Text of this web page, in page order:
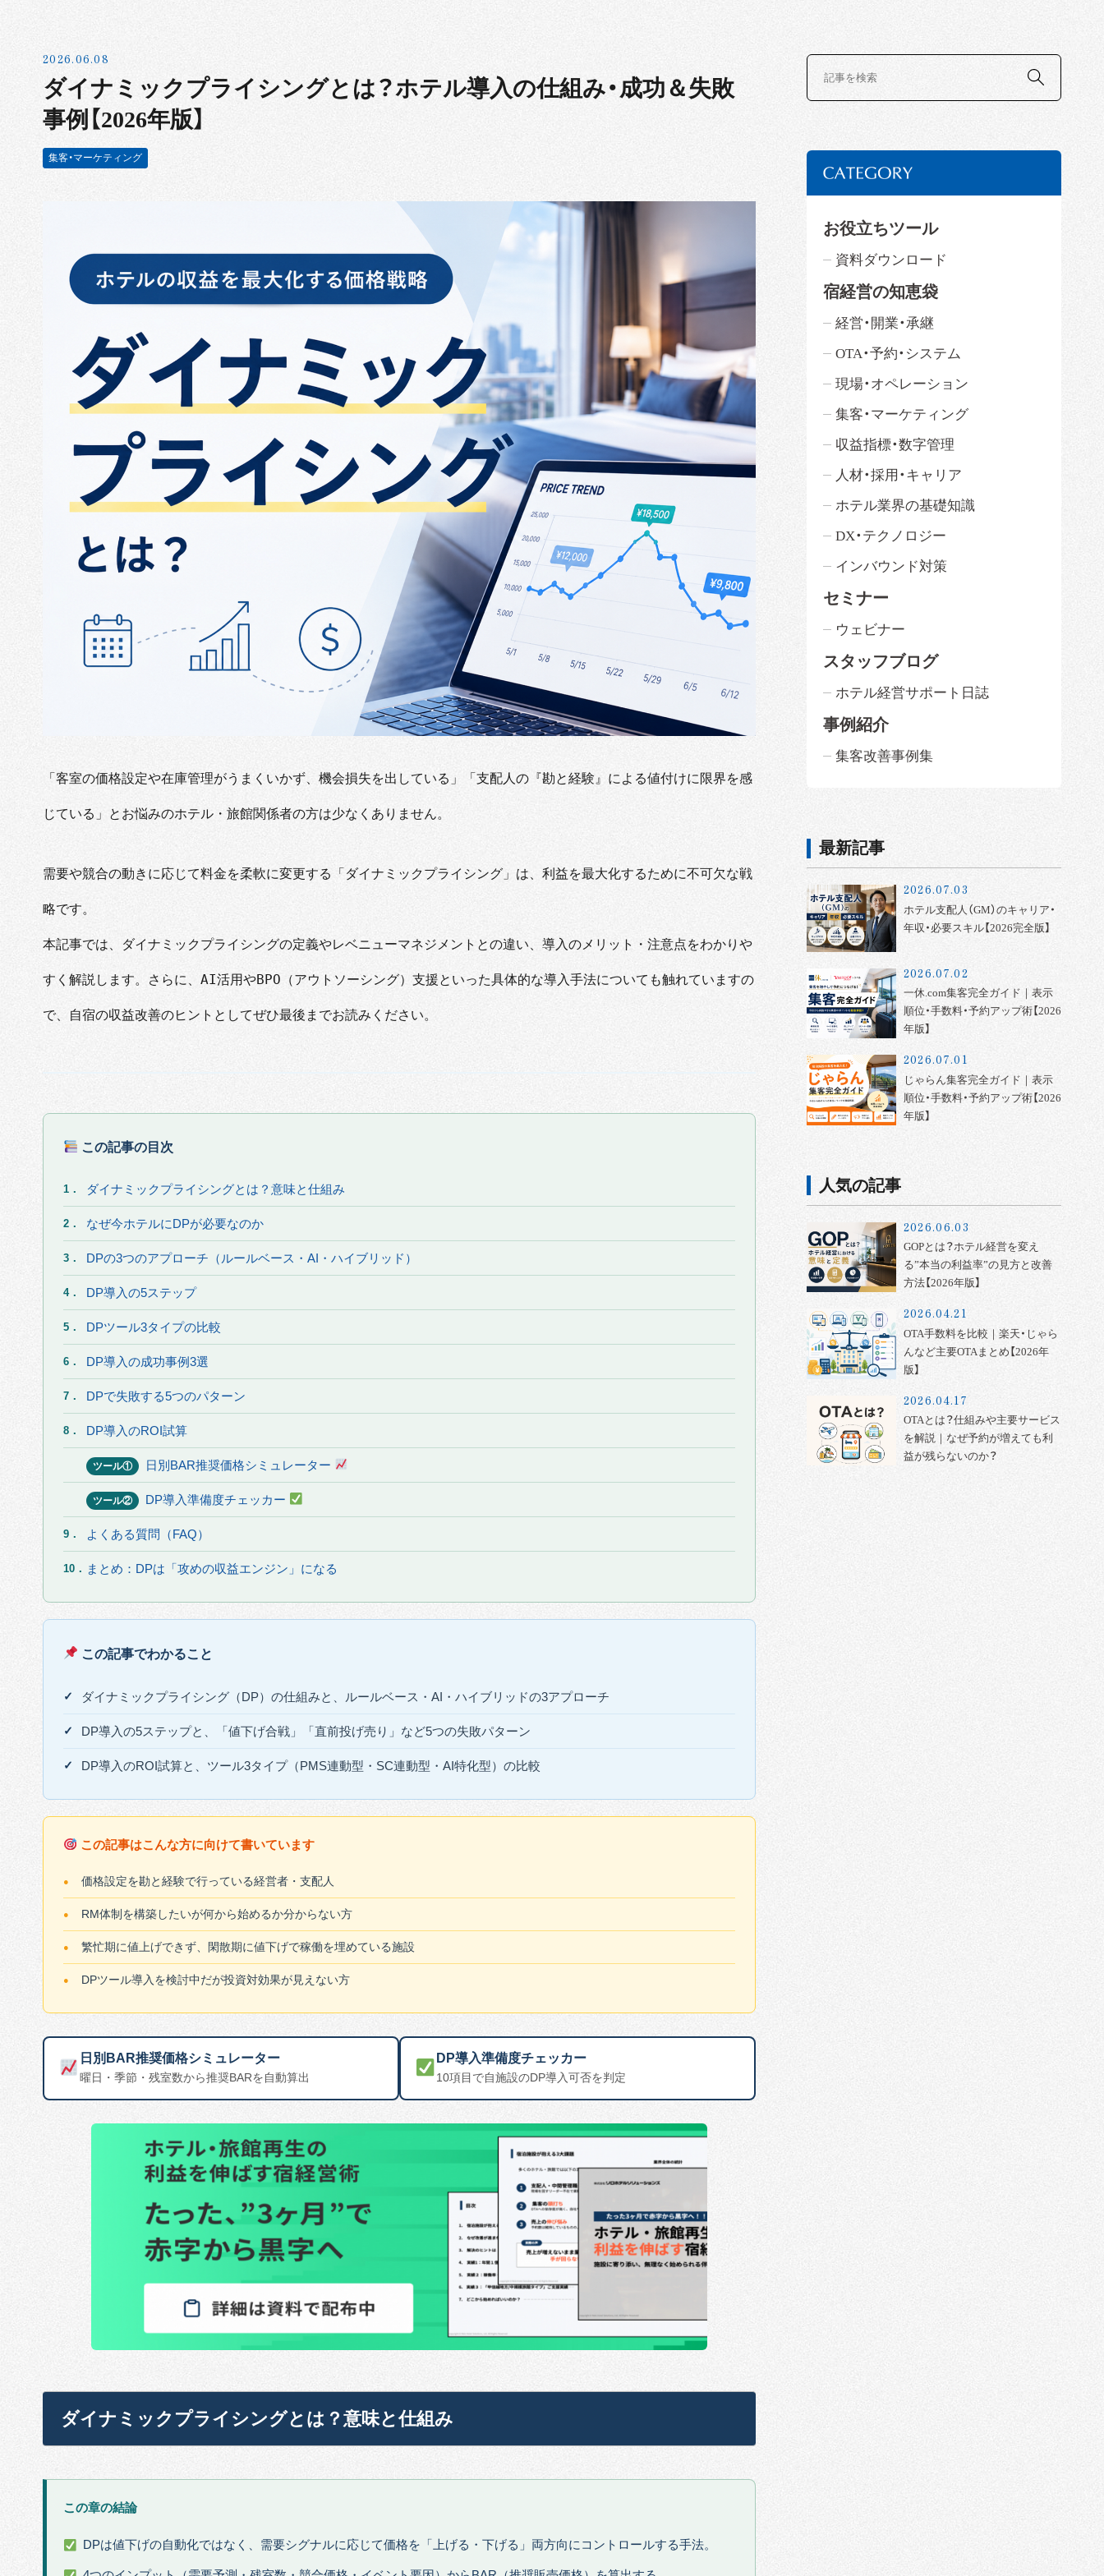
2026.06.08
ダイナミックプライシングとは？ホテル導入の仕組み・成功＆失敗
事例【2026年版】
集客・マーケティング
「客室の価格設定や在庫管理がうまくいかず、機会損失を出している」「支配人の『勘と経験』による値付けに限界を感
じている」とお悩みのホテル・旅館関係者の方は少なくありません。
需要や競合の動きに応じて料金を柔軟に変更する「ダイナミックプライシング」は、利益を最大化するために不可欠な戦
略です。
本記事では、ダイナミックプライシングの定義やレベニューマネジメントとの違い、導入のメリット・注意点をわかりや
すく解説します。さらに、AI活用やBPO（アウトソーシング）支援といった具体的な導入手法についても触れていますの
で、自宿の収益改善のヒントとしてぜひ最後までお読みください。
この記事の目次
1． ダイナミックプライシングとは？意味と仕組み
2． なぜ今ホテルにDPが必要なのか
3． DPの3つのアプローチ（ルールベース・AI・ハイブリッド）
4． DP導入の5ステップ
5． DPツール3タイプの比較
6． DP導入の成功事例3選
7． DPで失敗する5つのパターン
8． DP導入のROI試算
ツール① 日別BAR推奨価格シミュレーター
ツール② DP導入準備度チェッカー
9． よくある質問（FAQ）
10． まとめ：DPは「攻めの収益エンジン」になる
この記事でわかること
ダイナミックプライシング（DP）の仕組みと、ルールベース・AI・ハイブリッドの3アプローチ
DP導入の5ステップと、「値下げ合戦」「直前投げ売り」など5つの失敗パターン
DP導入のROI試算と、ツール3タイプ（PMS連動型・SC連動型・AI特化型）の比較
この記事はこんな方に向けて書いています
価格設定を勘と経験で行っている経営者・支配人
RM体制を構築したいが何から始めるか分からない方
繁忙期に値上げできず、閑散期に値下げで稼働を埋めている施設
DPツール導入を検討中だが投資対効果が見えない方
日別BAR推奨価格シミュレーター
曜日・季節・残室数から推奨BARを自動算出
DP導入準備度チェッカー
10項目で自施設のDP導入可否を判定
ダイナミックプライシングとは？意味と仕組み
この章の結論
DPは値下げの自動化ではなく、需要シグナルに応じて価格を「上げる・下げる」両方向にコントロールする手法。
お役立ちツール
資料ダウンロード
宿経営の知恵袋
経営・開業・承継
OTA・予約・システム
現場・オペレーション
集客・マーケティング
収益指標・数字管理
人材・採用・キャリア
ホテル業界の基礎知識
DX・テクノロジー
インバウンド対策
セミナー
ウェビナー
スタッフブログ
ホテル経営サポート日誌
事例紹介
集客改善事例集
最新記事
2026.07.03
ホテル支配人（GM）のキャリア・
年収・必要スキル【2026完全版】
2026.07.02
一休.com集客完全ガイド｜表示
順位・手数料・予約アップ術【2026
年版】
2026.07.01
じゃらん集客完全ガイド｜表示
順位・手数料・予約アップ術【2026
年版】
人気の記事
2026.06.03
GOPとは？ホテル経営を変え
る”本当の利益率”の見方と改善
方法【2026年版】
2026.04.21
OTA手数料を比較｜楽天・じゃら
んなど主要OTAまとめ【2026年
版】
2026.04.17
OTAとは？仕組みや主要サービス
を解説｜なぜ予約が増えても利
益が残らないのか？